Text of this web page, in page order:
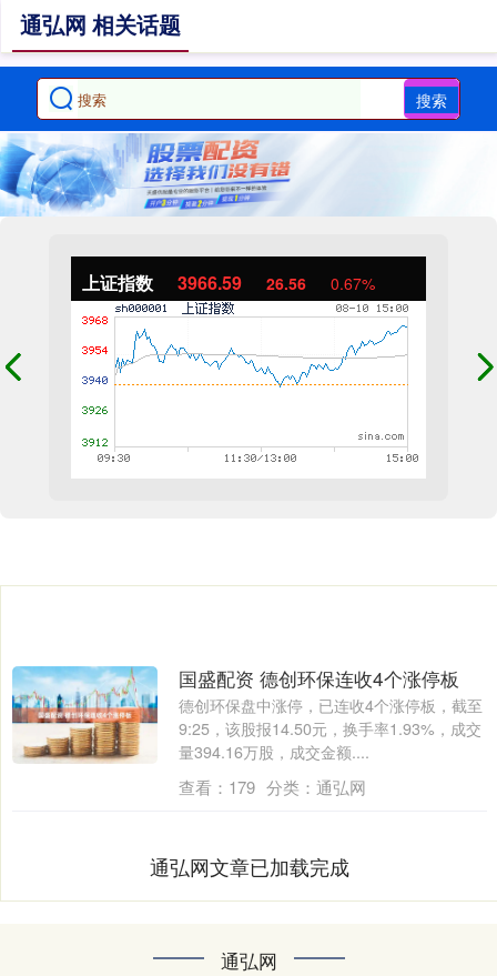
搜索
上证指数 3966.59 26.56 0.67%
通弘网 相关话题
国盛配资 德创环保连收4个涨停板
德创环保盘中涨停，已连收4个涨停板，截至
9:25，该股报14.50元，换手率1.93%，成交
量394.16万股，成交金额....
查看： 179 分类： 通弘网
通弘网文章已加载完成
通弘网